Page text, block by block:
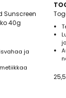
Sunscreen
40g
ja